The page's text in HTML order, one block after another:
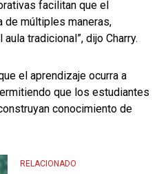
facilitan que el
de múltiples maneras,
tradicional”, dijo Charry.
el aprendizaje ocurra a
que los estudiantes
conocimiento de
RELACIONADO